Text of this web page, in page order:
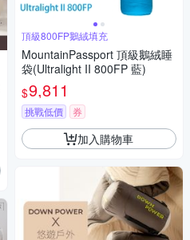
頂級800FP鵝絨填充
MountainPassport 頂級鵝絨睡
袋(Ultralight II 800FP 藍)
$9,811
挑戰低價 券
加入購物車